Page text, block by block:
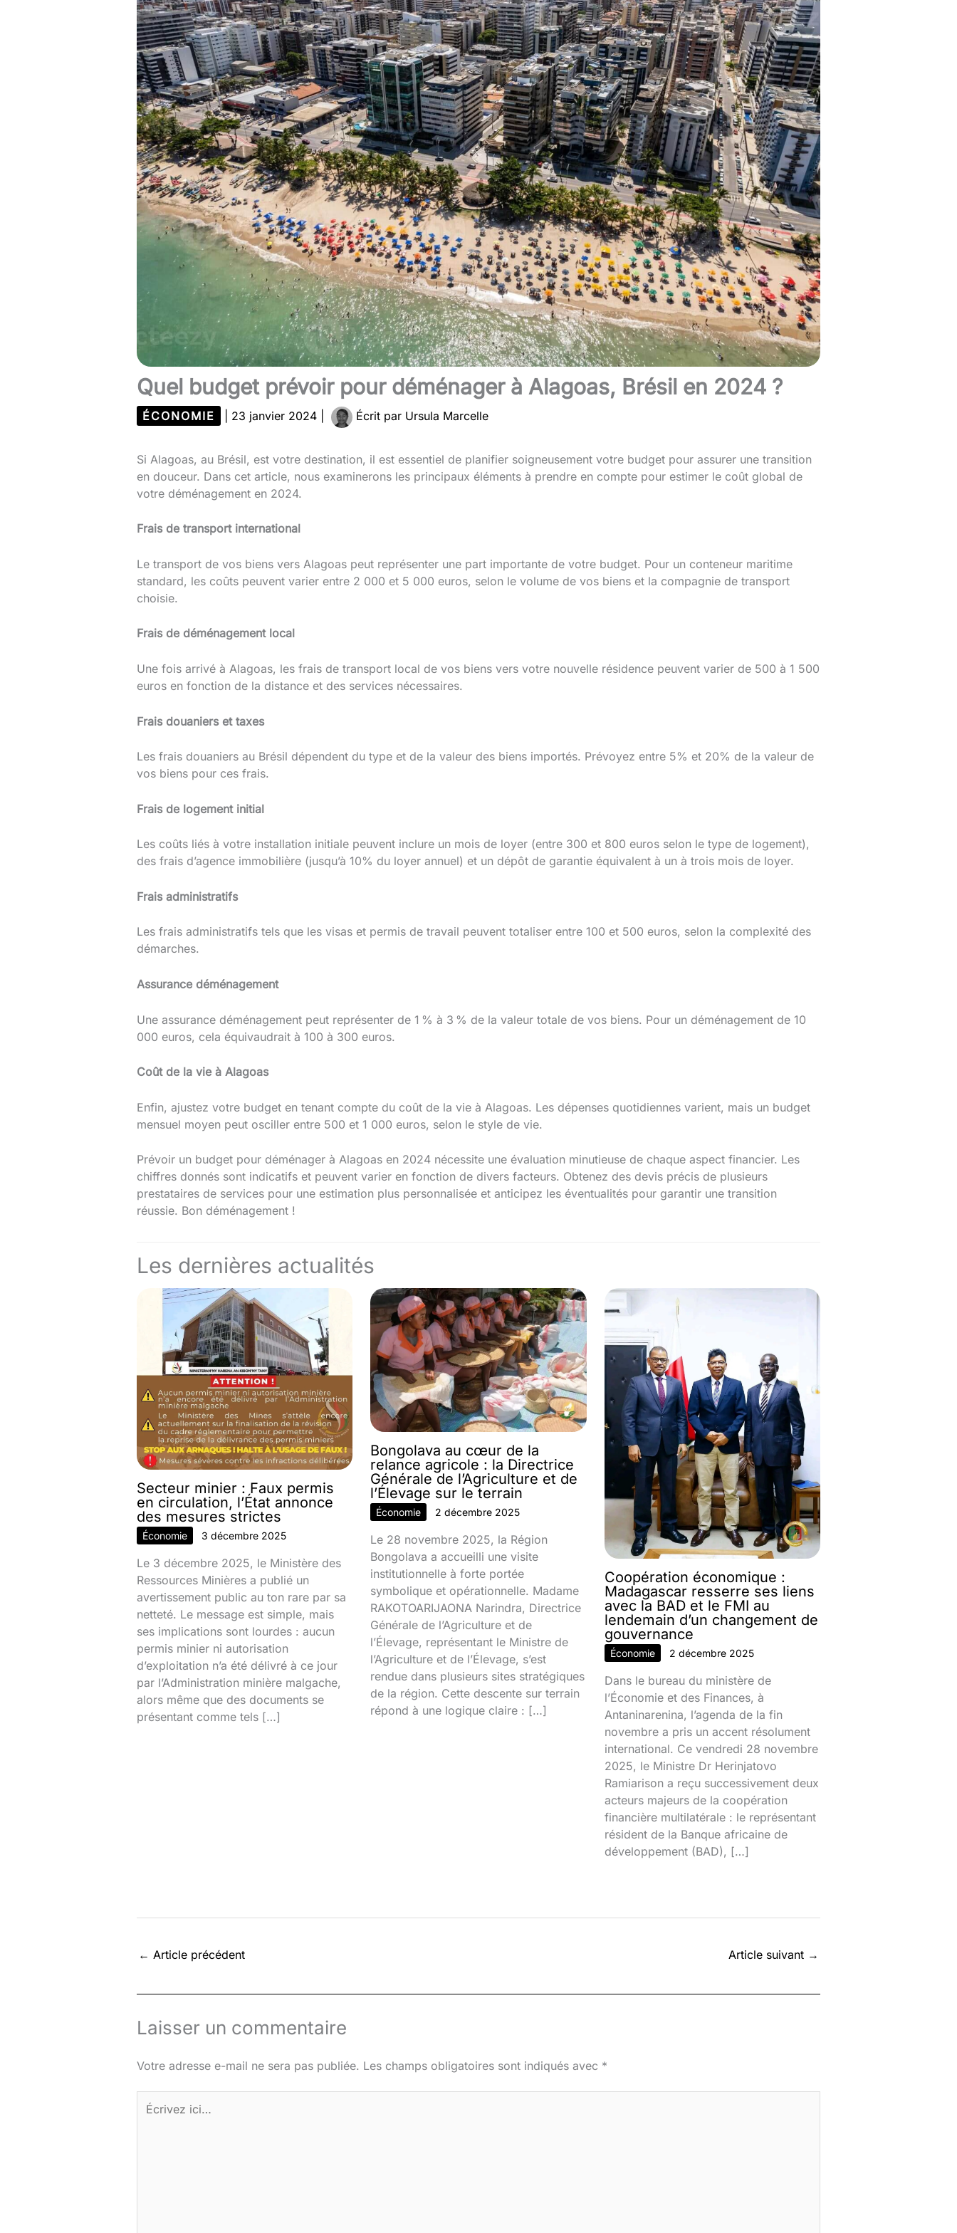
Quel budget prévoir pour déménager à Alagoas, Brésil en 2024 ?
ÉCONOMIE 23 janvier 2024 Écrit par Ursula Marcelle
Si Alagoas, au Brésil, est votre destination, il est essentiel de planifier soigneusement votre budget pour assurer une transition
en douceur. Dans cet article, nous examinerons les principaux éléments à prendre en compte pour estimer le coût global de
votre déménagement en 2024.
Frais de transport international
Le transport de vos biens vers Alagoas peut représenter une part importante de votre budget. Pour un conteneur maritime
standard, les coûts peuvent varier entre 2 000 et 5 000 euros, selon le volume de vos biens et la compagnie de transport
choisie.
Frais de déménagement local
Une fois arrivé à Alagoas, les frais de transport local de vos biens vers votre nouvelle résidence peuvent varier de 500 à 1 500
euros en fonction de la distance et des services nécessaires.
Frais douaniers et taxes
Les frais douaniers au Brésil dépendent du type et de la valeur des biens importés. Prévoyez entre 5% et 20% de la valeur de
vos biens pour ces frais.
Frais de logement initial
Les coûts liés à votre installation initiale peuvent inclure un mois de loyer (entre 300 et 800 euros selon le type de logement),
des frais d’agence immobilière (jusqu’à 10% du loyer annuel) et un dépôt de garantie équivalent à un à trois mois de loyer.
Frais administratifs
Les frais administratifs tels que les visas et permis de travail peuvent totaliser entre 100 et 500 euros, selon la complexité des
démarches.
Assurance déménagement
Une assurance déménagement peut représenter de 1 % à 3 % de la valeur totale de vos biens. Pour un déménagement de 10
000 euros, cela équivaudrait à 100 à 300 euros.
Coût de la vie à Alagoas
Enfin, ajustez votre budget en tenant compte du coût de la vie à Alagoas. Les dépenses quotidiennes varient, mais un budget
mensuel moyen peut osciller entre 500 et 1 000 euros, selon le style de vie.
Prévoir un budget pour déménager à Alagoas en 2024 nécessite une évaluation minutieuse de chaque aspect financier. Les
chiffres donnés sont indicatifs et peuvent varier en fonction de divers facteurs. Obtenez des devis précis de plusieurs
prestataires de services pour une estimation plus personnalisée et anticipez les éventualités pour garantir une transition
réussie. Bon déménagement !
Les dernières actualités
Secteur minier : Faux permis
en circulation, l’État annonce
des mesures strictes
Économie 3 décembre 2025
Le 3 décembre 2025, le Ministère des
Ressources Minières a publié un
avertissement public au ton rare par sa
netteté. Le message est simple, mais
ses implications sont lourdes : aucun
permis minier ni autorisation
d’exploitation n’a été délivré à ce jour
par l’Administration minière malgache,
alors même que des documents se
présentant comme tels […]
Bongolava au cœur de la
relance agricole : la Directrice
Générale de l’Agriculture et de
l’Élevage sur le terrain
Économie 2 décembre 2025
Le 28 novembre 2025, la Région
Bongolava a accueilli une visite
institutionnelle à forte portée
symbolique et opérationnelle. Madame
RAKOTOARIJAONA Narindra, Directrice
Générale de l’Agriculture et de
l’Élevage, représentant le Ministre de
l’Agriculture et de l’Élevage, s’est
rendue dans plusieurs sites stratégiques
de la région. Cette descente sur terrain
répond à une logique claire : […]
Coopération économique :
Madagascar resserre ses liens
avec la BAD et le FMI au
lendemain d’un changement de
gouvernance
Économie 2 décembre 2025
Dans le bureau du ministère de
l’Économie et des Finances, à
Antaninarenina, l’agenda de la fin
novembre a pris un accent résolument
international. Ce vendredi 28 novembre
2025, le Ministre Dr Herinjatovo
Ramiarison a reçu successivement deux
acteurs majeurs de la coopération
financière multilatérale : le représentant
résident de la Banque africaine de
développement (BAD), […]
← Article précédent Article suivant →
Laisser un commentaire
Votre adresse e-mail ne sera pas publiée. Les champs obligatoires sont indiqués avec *
ici…